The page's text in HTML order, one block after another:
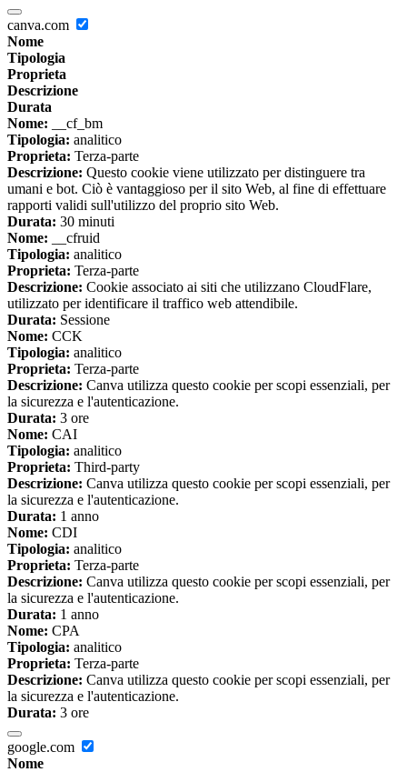
canva.com
Nome
Tipologia
Proprieta
Descrizione
Durata
Nome: __cf_bm
Tipologia: analitico
Proprieta: Terza-parte
Descrizione: Questo cookie viene utilizzato per distinguere tra
umani e bot. Ciò è vantaggioso per il sito Web, al fine di effettuare
rapporti validi sull'utilizzo del proprio sito Web.
Durata: 30 minuti
Nome: __cfruid
Tipologia: analitico
Proprieta: Terza-parte
Descrizione: Cookie associato ai siti che utilizzano CloudFlare,
utilizzato per identificare il traffico web attendibile.
Durata: Sessione
Nome: CCK
Tipologia: analitico
Proprieta: Terza-parte
Descrizione: Canva utilizza questo cookie per scopi essenziali, per
la sicurezza e l'autenticazione.
Durata: 3 ore
Nome: CAI
Tipologia: analitico
Proprieta: Third-party
Descrizione: Canva utilizza questo cookie per scopi essenziali, per
la sicurezza e l'autenticazione.
Durata: 1 anno
Nome: CDI
Tipologia: analitico
Proprieta: Terza-parte
Descrizione: Canva utilizza questo cookie per scopi essenziali, per
la sicurezza e l'autenticazione.
Durata: 1 anno
Nome: CPA
Tipologia: analitico
Proprieta: Terza-parte
Descrizione: Canva utilizza questo cookie per scopi essenziali, per
la sicurezza e l'autenticazione.
Durata: 3 ore
google.com
Nome